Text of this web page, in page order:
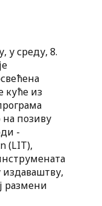
у среду, 8.
куће из
на позиву
-
(LIT),
издаваштву,
размени